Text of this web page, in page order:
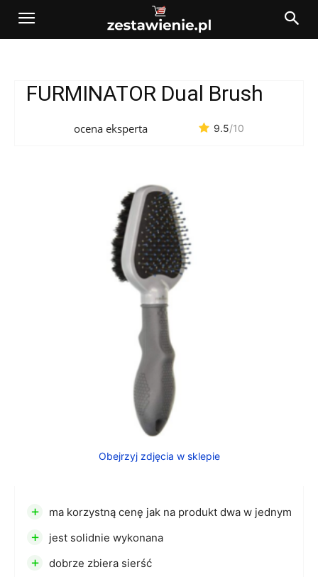
FURMINATOR Dual Brush
ocena eksperta 9.5/10
Obejrzyj zdjęcia w sklepie
+ ma korzystną cenę jak na produkt dwa w jednym
+ jest solidnie wykonana
+ dobrze zbiera sierść